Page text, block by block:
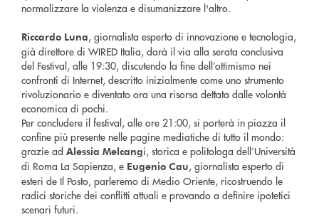
normalizzare la violenza e disumanizzare l'altro.
Riccardo Luna, giornalista esperto di innovazione e tecnologia,
già direttore di WIRED Italia, darà il via alla serata conclusiva
del Festival, alle 19:30, discutendo la fine dell’ottimismo nei
confronti di Internet, descritto inizialmente come uno strumento
rivoluzionario e diventato ora una risorsa dettata dalle volontà
economica di pochi.
Per concludere il festival, alle ore 21:00, si porterà in piazza il
confine più presente nelle pagine mediatiche di tutto il mondo:
grazie ad Alessia Melcangi, storica e politologa dell’Università
di Roma La Sapienza, e Eugenio Cau, giornalista esperto di
esteri de Il Posto, parleremo di Medio Oriente, ricostruendo le
radici storiche dei conflitti attuali e provando a definire ipotetici
scenari futuri.